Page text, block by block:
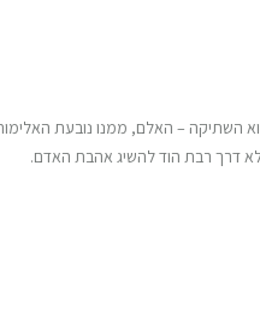
– האלם, ממנו נובעת
דרך רבת הוד להשיג אהבת האדם.